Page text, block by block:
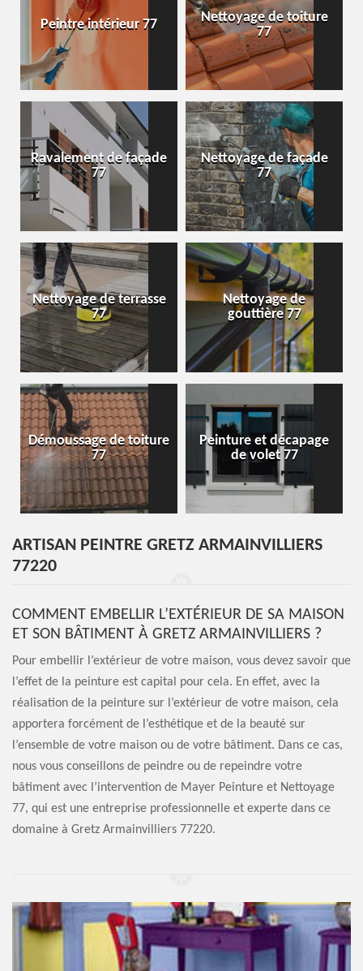
Peintre intérieur 77
Nettoyage de toiture
77
Ravalement de façade
77
Nettoyage de façade
77
Nettoyage de terrasse
77
Nettoyage de
gouttière 77
Démoussage de toiture
77
Peinture et décapage
de volet 77
ARTISAN PEINTRE GRETZ ARMAINVILLIERS
77220
COMMENT EMBELLIR L’EXTÉRIEUR DE SA MAISON
ET SON BÂTIMENT À GRETZ ARMAINVILLIERS ?
Pour embellir l’extérieur de votre maison, vous devez savoir que
l’effet de la peinture est capital pour cela. En effet, avec la
réalisation de la peinture sur l’extérieur de votre maison, cela
apportera forcément de l’esthétique et de la beauté sur
l’ensemble de votre maison ou de votre bâtiment. Dans ce cas,
nous vous conseillons de peindre ou de repeindre votre
bâtiment avec l’intervention de Mayer Peinture et Nettoyage
77, qui est une entreprise professionnelle et experte dans ce
domaine à Gretz Armainvilliers 77220.